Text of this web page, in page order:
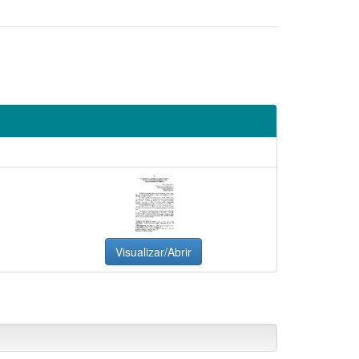
Visualizar/Abrir